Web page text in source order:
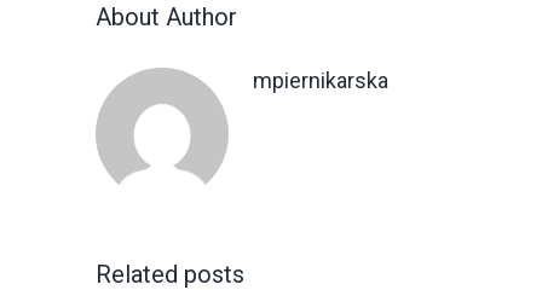
About Author
mpiernikarska
Related posts